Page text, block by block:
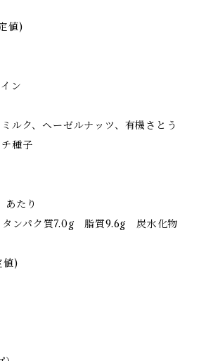
値)
ン
ルク、ヘーゼルナッツ、有機さとう
種子
あたり
ンパク質7.0g 脂質9.6g 炭水化物
値)